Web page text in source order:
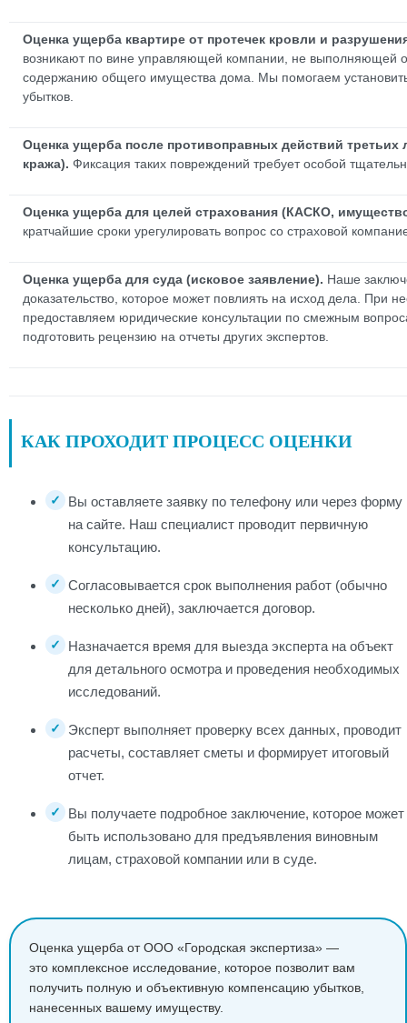
Оценка ущерба квартире от протечек кровли и
возникают по вине управляющей компании, не выполняющей
содержанию общего имущества дома. Мы помогаем
убытков.
Оценка ущерба после противоправных действий третьих
кража). Фиксация таких повреждений требует особой
Оценка ущерба для целей страхования (КАСКО,
кратчайшие сроки урегулировать вопрос со страховой
Оценка ущерба для суда (исковое заявление). Наше
доказательство, которое может повлиять на исход дела. При
предоставляем юридические консультации по смежным
подготовить рецензию на отчеты других экспертов.
КАК ПРОХОДИТ ПРОЦЕСС ОЦЕНКИ
Вы оставляете заявку по телефону или через форму
на сайте. Наш специалист проводит первичную
консультацию.
Согласовывается срок выполнения работ (обычно
несколько дней), заключается договор.
Назначается время для выезда эксперта на объект
для детального осмотра и проведения необходимых
исследований.
Эксперт выполняет проверку всех данных, проводит
расчеты, составляет сметы и формирует итоговый
отчет.
Вы получаете подробное заключение, которое может
быть использовано для предъявления виновным
лицам, страховой компании или в суде.
Оценка ущерба от ООО «Городская экспертиза» —
это комплексное исследование, которое позволит вам
получить полную и объективную компенсацию убытков,
нанесенных вашему имуществу.